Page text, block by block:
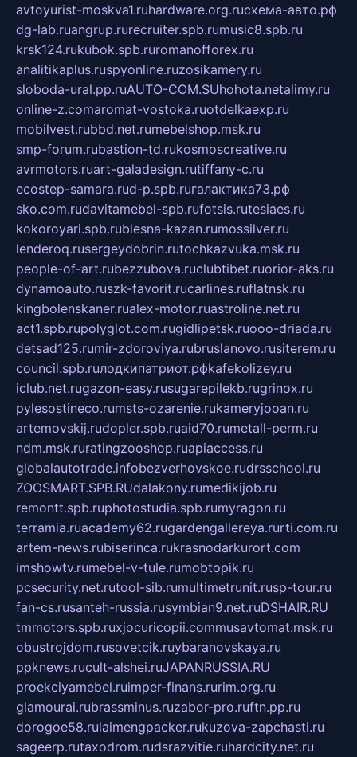
avtoyurist-moskva1.ruhardware.org.ruсхема-авто.рф
dg-lab.ruangrup.rurecruiter.spb.rumusic8.spb.ru
krsk124.rukubok.spb.ruromanofforex.ru
analitikaplus.ruspyonline.ruzosikamery.ru
sloboda-ural.pp.ruAUTO-COM.SUhohota.netalimy.ru
online-z.comaromat-vostoka.ruotdelkaexp.ru
mobilvest.rubbd.net.rumebelshop.msk.ru
smp-forum.rubastion-td.rukosmoscreative.ru
avrmotors.ruart-galadesign.rutiffany-c.ru
ecostep-samara.rud-p.spb.ruгалактика73.рф
sko.com.rudavitamebel-spb.rufotsis.rutesiaes.ru
kokoroyari.spb.rublesna-kazan.rumossilver.ru
lenderoq.rusergeydobrin.rutochkazvuka.msk.ru
people-of-art.rubezzubova.ruclubtibet.ruorior-aks.ru
dynamoauto.ruszk-favorit.rucarlines.ruflatnsk.ru
kingbolenskaner.rualex-motor.ruastroline.net.ru
act1.spb.rupolyglot.com.rugidlipetsk.ruooo-driada.ru
detsad125.rumir-zdoroviya.rubruslanovo.rusiterem.ru
council.spb.ruлодкипатриот.рфkafekolizey.ru
iclub.net.rugazon-easy.rusugarepilekb.rugrinox.ru
pylesostineco.rumsts-ozarenie.rukameryjooan.ru
artemovskij.rudopler.spb.ruaid70.rumetall-perm.ru
ndm.msk.ruratingzooshop.ruapiaccess.ru
globalautotrade.infobezverhovskoe.rudrsschool.ru
ZOOSMART.SPB.RUdalakony.rumedikijob.ru
remontt.spb.ruphotostudia.spb.rumyragon.ru
terramia.ruacademy62.rugardengallereya.rurti.com.ru
artem-news.rubiserinca.rukrasnodarkurort.com
imshowtv.rumebel-v-tule.rumobtopik.ru
pcsecurity.net.rutool-sib.rumultimetrunit.rusp-tour.ru
fan-cs.rusanteh-russia.rusymbian9.net.ruDSHAIR.RU
tmmotors.spb.ruxjocuricopii.commusavtomat.msk.ru
obustrojdom.rusovetcik.ruybaranovskaya.ru
ppknews.rucult-alshei.ruJAPANRUSSIA.RU
proekciyamebel.ruimper-finans.rurim.org.ru
glamourai.rubrassminus.ruzabor-pro.ruftn.pp.ru
dorogoe58.rulaimengpacker.rukuzova-zapchasti.ru
sageerp.rutaxodrom.rudsrazvitie.ruhardcity.net.ru